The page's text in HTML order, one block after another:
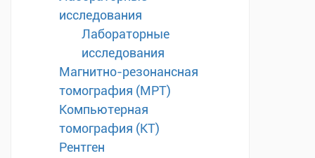
исследования
Лабораторные
исследования
Магнитно-резонансная
томография (МРТ)
Компьютерная
томография (КТ)
Рентген